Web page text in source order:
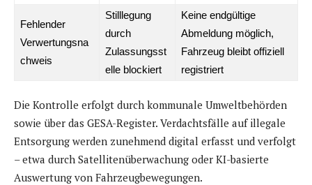
Fehlender
Verwertungsna
chweis
Stilllegung
durch
Zulassungsst
elle blockiert
Keine endgültige
Abmeldung möglich,
Fahrzeug bleibt offiziell
registriert
Die Kontrolle erfolgt durch kommunale Umweltbehörden
sowie über das GESA-Register. Verdachtsfälle auf illegale
Entsorgung werden zunehmend digital erfasst und verfolgt
– etwa durch Satellitenüberwachung oder KI-basierte
Auswertung von Fahrzeugbewegungen.